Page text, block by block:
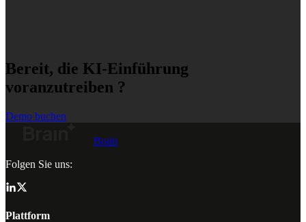
Bereit, die KI-Einführung
voranzutreiben ?
Demo buchen
Brain
Folgen Sie uns:
Plattform